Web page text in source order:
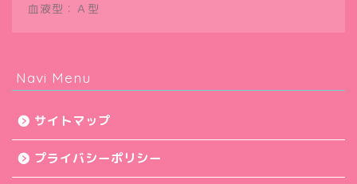
血液型：Ａ型
Navi Menu
サイトマップ
プライバシーポリシー